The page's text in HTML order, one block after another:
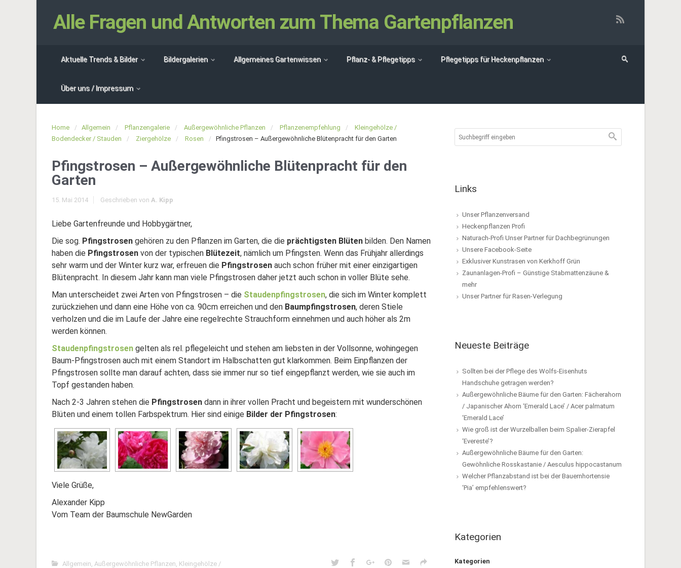
Alle Fragen und Antworten zum Thema Gartenpflanzen
Aktuelle Trends & Bilder Bildergalerien Allgemeines Gartenwissen Pflanz- & Pflegetipps Pflegetipps für Heckenpflanzen
Über uns / Impressum
Home Allgemein Pflanzengalerie Außergewöhnliche Pflanzen Pflanzenempfehlung
Kleingehölze /
Bodendecker / Stauden
Ziergehölze Rosen Pfingstrosen – Außergewöhnliche Blütenpracht für den Garten
Pfingstrosen – Außergewöhnliche Blütenpracht für den
Garten
15. Mai 2014 Geschrieben von A. Kipp
Liebe Gartenfreunde und Hobbygärtner,
Die sog. Pfingstrosen gehören zu den Pflanzen im Garten, die die prächtigsten Blüten bilden. Den Namen
haben die Pfingstrosen von der typischen Blütezeit, nämlich um Pfingsten. Wenn das Frühjahr allerdings
sehr warm und der Winter kurz war, erfreuen die Pfingstrosen auch schon früher mit einer einzigartigen
Blütenpracht. In diesem Jahr kann man viele Pfingstrosen daher jetzt auch schon in voller Blüte sehe.
Man unterscheidet zwei Arten von Pfingstrosen – die Staudenpfingstrosen, die sich im Winter komplett
zurückziehen und dann eine Höhe von ca. 90cm erreichen und den Baumpfingstrosen, deren Stiele
verholzen und die im Laufe der Jahre eine regelrechte Strauchform einnehmen und auch höher als 2m
werden können.
Staudenpfingstrosen gelten als rel. pflegeleicht und stehen am liebsten in der Vollsonne, wohingegen
Baum-Pfingstrosen auch mit einem Standort im Halbschatten gut klarkommen. Beim Einpflanzen der
Pfingstrosen sollte man darauf achten, dass sie immer nur so tief eingepflanzt werden, wie sie auch im
Topf gestanden haben.
Nach 2-3 Jahren stehen die Pfingstrosen dann in ihrer vollen Pracht und begeistern mit wunderschönen
Blüten und einem tollen Farbspektrum. Hier sind einige Bilder der Pfingstrosen:
Viele Grüße,
Alexander Kipp
Vom Team der Baumschule NewGarden
Allgemein Außergewöhnliche Pflanzen Kleingehölze /
Links
Unser Pflanzenversand
Heckenpflanzen Profi
Naturach-Profi Unser Partner für Dachbegrünungen
Unsere Facebook-Seite
Exklusiver Kunstrasen von Kerkhoff Grün
Zaunanlagen-Profi – Günstige Stabmattenzäune &
mehr
Unser Partner für Rasen-Verlegung
Neueste Beiträge
Sollten bei der Pflege des Wolfs-Eisenhuts
Handschuhe getragen werden?
Außergewöhnliche Bäume für den Garten: Fächerahorn
/ Japanischer Ahorn ‘Emerald Lace’ / Acer palmatum
‘Emerald Lace’
Wie groß ist der Wurzelballen beim Spalier-Zierapfel
‘Evereste’?
Außergewöhnliche Bäume für den Garten:
Gewöhnliche Rosskastanie / Aesculus hippocastanum
Welcher Pflanzabstand ist bei der Bauernhortensie
‘Pia’ empfehlenswert?
Kategorien
Kategorien